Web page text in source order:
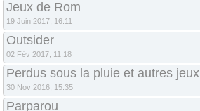
Jeux de Rom
19 Juin 2017, 16:11
Outsider
02 Fév 2017, 11:18
Perdus sous la pluie et autres jeux
30 Nov 2016, 15:35
Parparou